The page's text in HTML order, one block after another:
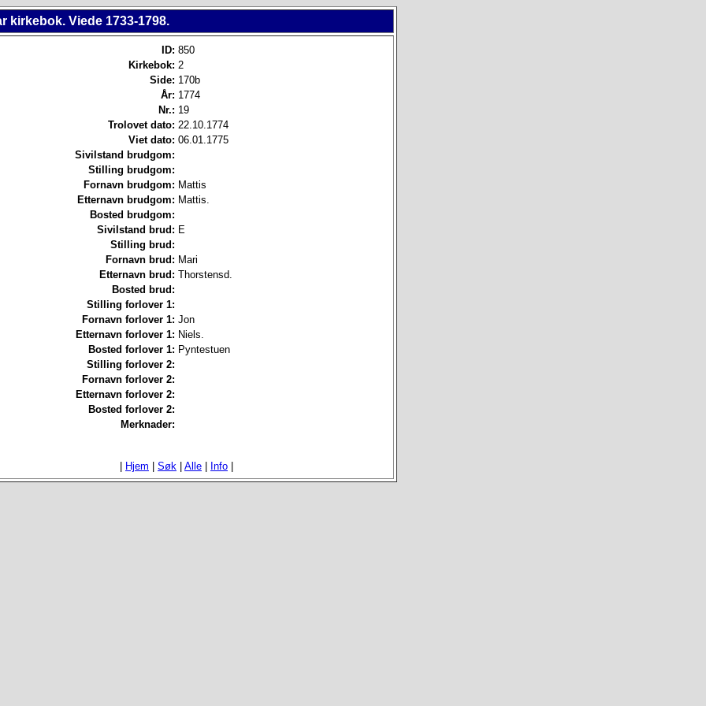
kirkebok. Viede 1733-1798.
ID: 850
Kirkebok: 2
Side: 170b
År: 1774
Nr.: 19
Trolovet dato: 22.10.1774
Viet dato: 06.01.1775
Sivilstand brudgom:
Stilling brudgom:
Fornavn brudgom: Mattis
Etternavn brudgom: Mattis.
Bosted brudgom:
Sivilstand brud: E
Stilling brud:
Fornavn brud: Mari
Etternavn brud: Thorstensd.
Bosted brud:
Stilling forlover 1:
Fornavn forlover 1: Jon
Etternavn forlover 1: Niels.
Bosted forlover 1: Pyntestuen
Stilling forlover 2:
Fornavn forlover 2:
Etternavn forlover 2:
Bosted forlover 2:
Merknader:
Hjem Søk Alle Info